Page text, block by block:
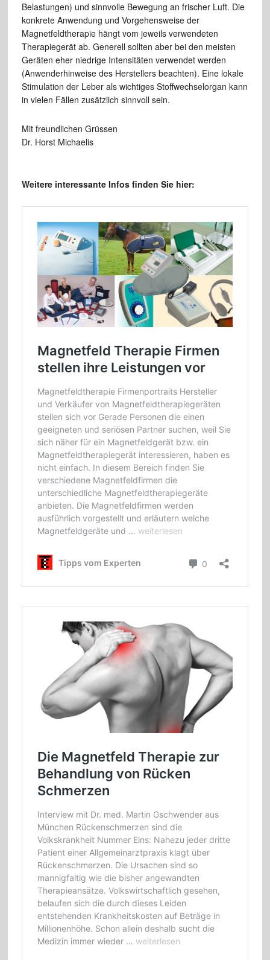
Belastungen) und sinnvolle Bewegung an frischer Luft. Die
konkrete Anwendung und Vorgehensweise der
Magnetfeldtherapie hängt vom jeweils verwendeten
Therapiegerät ab. Generell sollten aber bei den meisten
Geräten eher niedrige Intensitäten verwendet werden
(Anwenderhinweise des Herstellers beachten). Eine lokale
Stimulation der Leber als wichtiges Stoffwechselorgan kann
in vielen Fällen zusätzlich sinnvoll sein.
Mit freundlichen Grüssen
Dr. Horst Michaelis
Weitere interessante Infos finden Sie hier: